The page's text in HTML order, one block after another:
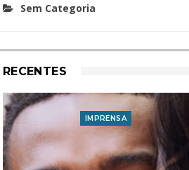
Sem Categoria
RECENTES
IMPRENSA